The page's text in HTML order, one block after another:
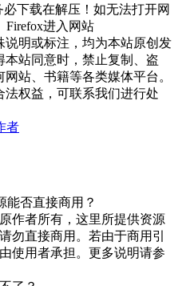
下载在解压！如无法打开网
Firefox进入网站
明或标注，均为本站原创发
站同意时，禁止复制、盗
站、书籍等各类媒体平台。
权益，可联系我们进行处
者
能否直接商用？
作者所有，这里所提供资源
勿直接商用。若由于商用引
使用者承担。更多说明请参